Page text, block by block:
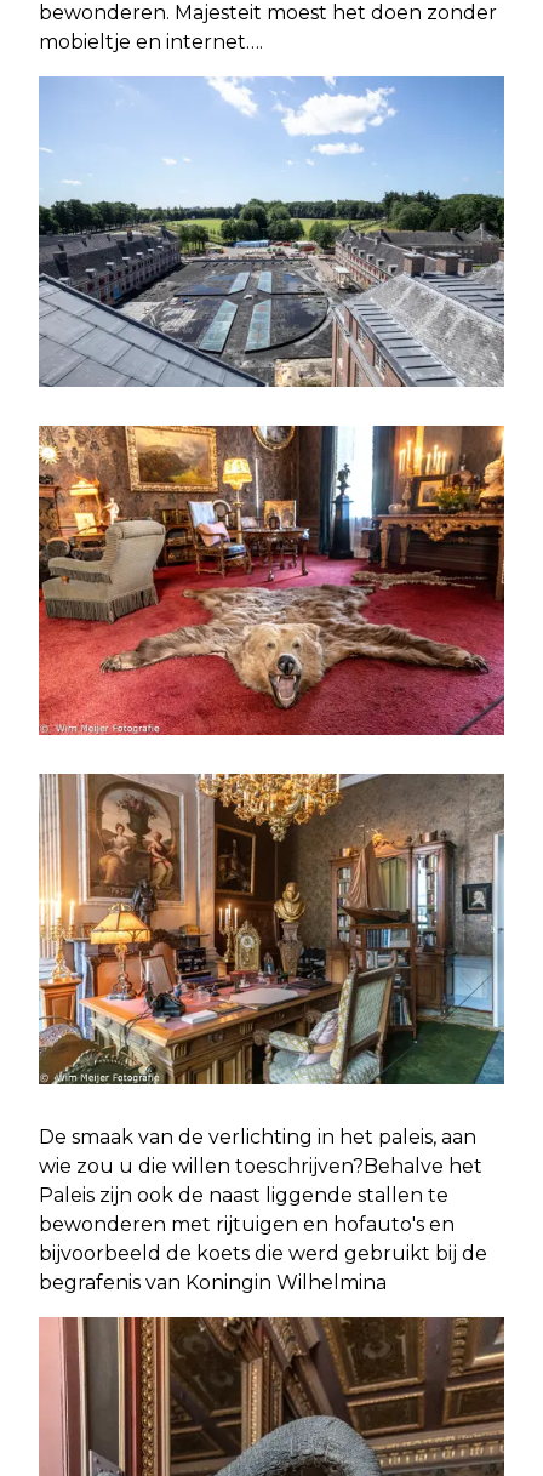
bewonderen. Majesteit moest het doen zonder
mobieltje en internet….
De smaak van de verlichting in het paleis, aan
wie zou u die willen toeschrijven?Behalve het
Paleis zijn ook de naast liggende stallen te
bewonderen met rijtuigen en hofauto's en
bijvoorbeeld de koets die werd gebruikt bij de
begrafenis van Koningin Wilhelmina